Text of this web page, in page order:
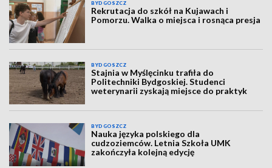
BYDGOSZCZ
Rekrutacja do szkół na Kujawach i
Pomorzu. Walka o miejsca i rosnąca presja
BYDGOSZCZ
Stajnia w Myślęcinku trafiła do
Politechniki Bydgoskiej. Studenci
weterynarii zyskają miejsce do praktyk
BYDGOSZCZ
Nauka języka polskiego dla
cudzoziemców. Letnia Szkoła UMK
zakończyła kolejną edycję